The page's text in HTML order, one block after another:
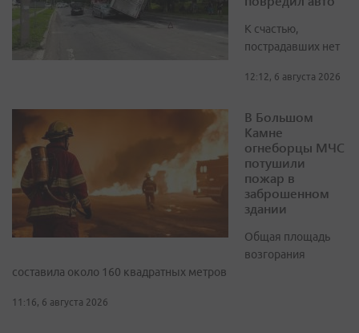
К счастью,
пострадавших нет
12:12, 6 августа 2026
В Большом
Камне
огнеборцы МЧС
потушили
пожар в
заброшенном
здании
Общая площадь
возгорания
составила около 160 квадратных метров
11:16, 6 августа 2026